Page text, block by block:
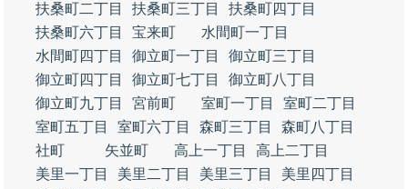
扶桑町二丁目
扶桑町三丁目
扶桑町四丁目
扶桑町六丁目
宝来町
水間町一丁目
水間町四丁目
御立町一丁目
御立町三丁目
御立町四丁目
御立町七丁目
御立町八丁目
御立町九丁目
宮前町 室町一丁目
室町二丁目
室町五丁目
室町六丁目 森町三丁目
森町八丁目
社町
矢並町 高上一丁目
高上二丁目
美里一丁目
美里二丁目 美里三丁目
美里四丁目